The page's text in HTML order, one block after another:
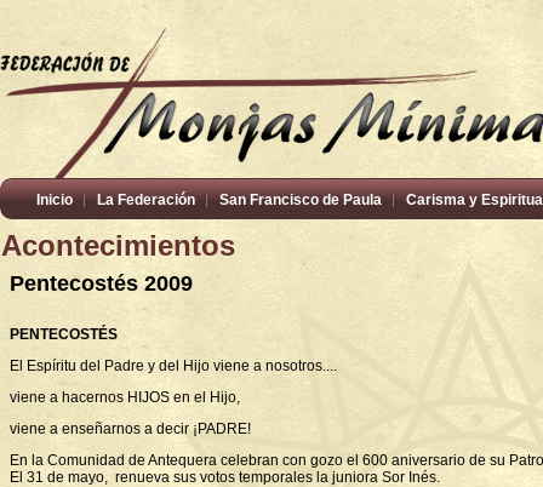
Inicio La Federación San Francisco de Paula Carisma y
Acontecimientos
Pentecostés 2009
PENTECOSTÉS
El Espíritu del Padre y del Hijo viene a nosotros....
viene a hacernos HIJOS en el Hijo,
viene a enseñarnos a decir ¡PADRE!
En la Comunidad de Antequera celebran con gozo el 600 aniversario de su
El 31 de mayo, renueva sus votos temporales la juniora Sor Inés.